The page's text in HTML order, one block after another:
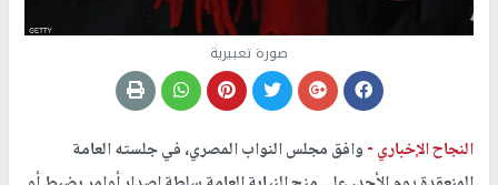
صورة تعبيرية
النجاح الإخباري -وافق مجلس النواب المصري، في جلسته العامة